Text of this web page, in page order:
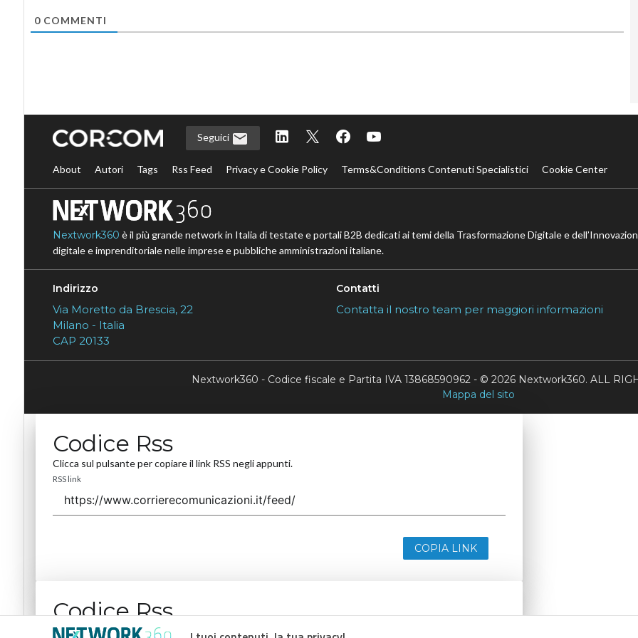
0COMMENTI
Seguici
About Autori Tags Rss Feed Privacy e Cookie Policy Terms&Conditions Contenuti Specialistici Cookie Center
Nextwork360 è il più grande network in Italia di testate e portali B2B dedicati ai temi della Trasformazione Digitale e
digitale e imprenditoriale nelle imprese e pubbliche amministrazioni italiane.
Indirizzo
Via Moretto da Brescia, 22
Milano - Italia
CAP 20133
Contatti
Contatta il nostro team per maggiori informazioni
Nextwork360 - Codice fiscale e Partita IVA 13868590962 - © 2026 Nextwork360. ALL
Mappa del sito
Codice Rss
Clicca sul pulsante per copiare il link RSS negli appunti.
RSS link
COPIA LINK
Codice Rss
Clicca sul pulsante per copiare il link RSS negli appunti.